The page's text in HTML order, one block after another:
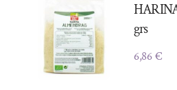
grs
6,86€